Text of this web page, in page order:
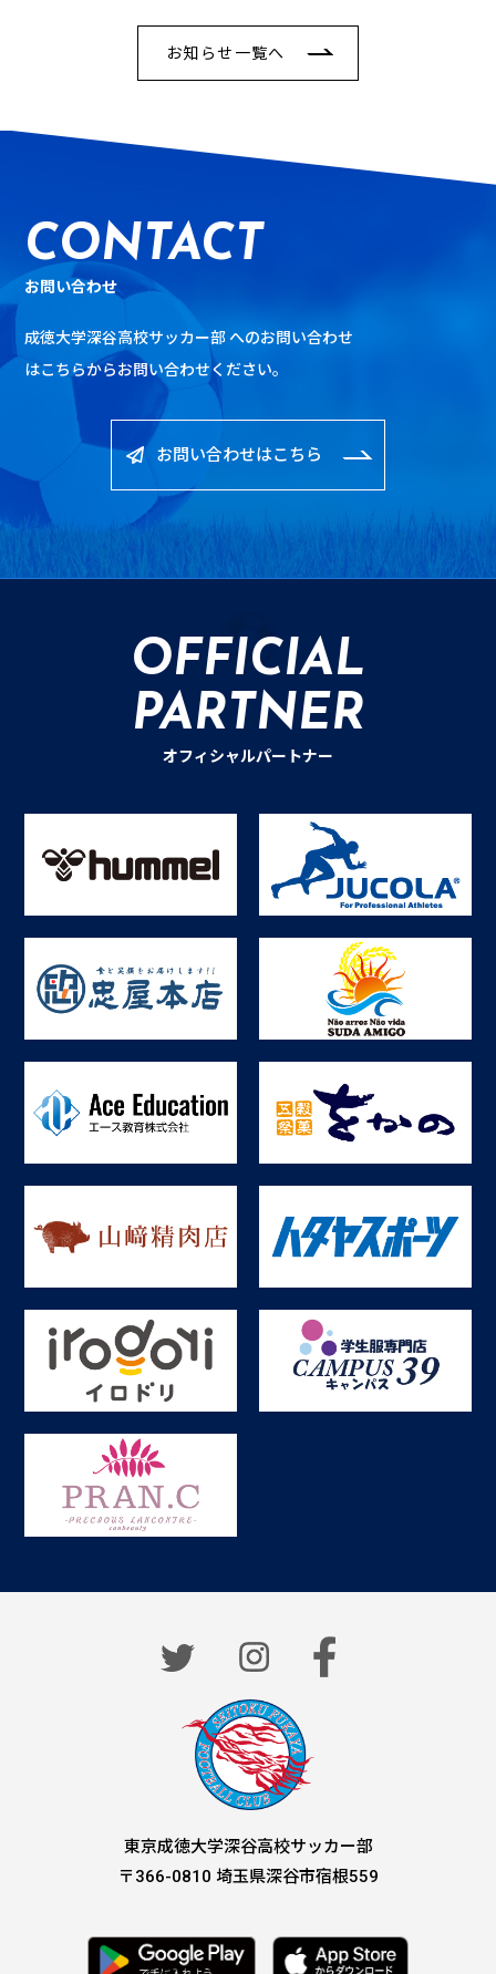
お知らせ一覧へ
CONTACT
お問い合わせ
成徳大学深谷高校サッカー部 へのお問い合わせ
はこちらからお問い合わせください。
お問い合わせはこちら
OFFICIAL
PARTNER
オフィシャルパートナー
東京成徳大学深谷高校サッカー部
〒 366-0810 埼玉県深谷市宿根559